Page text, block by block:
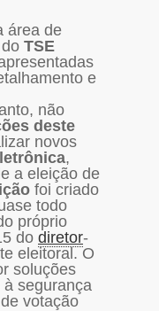
área de
TSE
e
não
deste
novos
,
a eleição de
foi criado
todo
próprio
do diretor-
eleitoral. O
soluções
segurança
votação